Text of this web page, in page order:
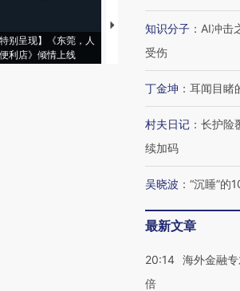
特别呈现】《东莞，人
利店》倾情上线
【推广】走进第四届链博
知识分子 ： AI冲击
受伤
丁金坤 ： 耳闻目睹
村夫日记 ： 长护险
续加码
吴晓波 ： “沉睡”的
最新文章
20:14 海外金融
倍